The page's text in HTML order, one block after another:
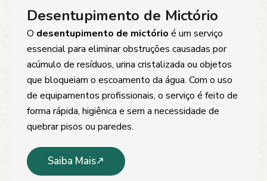
Desentupimento de Mictório
O desentupimento de mictório é um serviço
essencial para eliminar obstruções causadas por
acúmulo de resíduos, urina cristalizada ou objetos
que bloqueiam o escoamento da água. Com o uso
de equipamentos profissionais, o serviço é feito de
forma rápida, higiênica e sem a necessidade de
quebrar pisos ou paredes.
Saiba Mais